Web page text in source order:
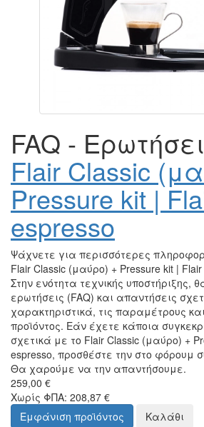
FAQ -
Flair Classic
Pressure kit |
espresso
Ψάχνετε για περισσότερες
Flair Classic (μαύρο) + Pressure kit | Flair
Στην ενότητα τεχνικής υποστήριξης,
ερωτήσεις (FAQ) και απαντήσεις
χαρακτηριστικά, τις παραμέτρους
προϊόντος. Εάν έχετε κάποια
σχετικά με το Flair Classic (μαύρο) +
espresso, προσθέστε την στο φόρουμ
Θα χαρούμε να την απαντήσουμε.
259,00 €
Χωρίς ΦΠΑ: 208,87 €
Εμφάνιση προϊόντος
Καλάθι